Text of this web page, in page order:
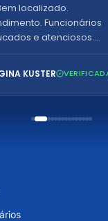
localizado.
Funcionários
e atenciosos.
KUSTER